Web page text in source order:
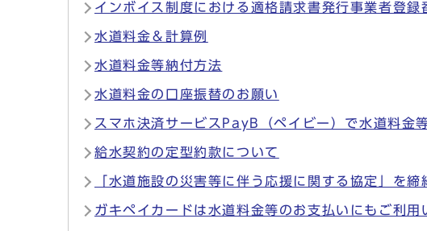
インボイス制度における適格請求書発行事業者登録
水道料金＆計算例
水道料金等納付方法
水道料金の口座振替のお願い
スマホ決済サービスPayB（ペイビー）で水道料金
給水契約の定型約款について
「水道施設の災害等に伴う応援に関する協定」を締
ガキペイカードは水道料金等のお支払いにもご利用